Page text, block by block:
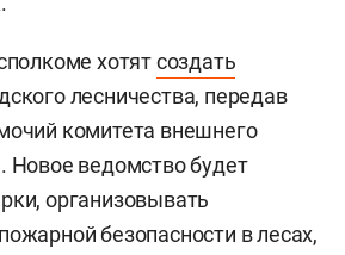
хотятсоздать
лесничества, передав
комитета внешнего
Новое ведомство будет
организовывать
безопасности в лесах,